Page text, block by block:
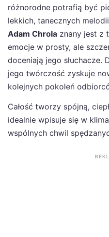
różnorodne potrafią być
lekkich, tanecznych
Adam Chrola znany jest z
emocje w prosty, ale
doceniają jego słuchacze.
jego twórczość zyskuje
kolejnych pokoleń
Całość tworzy spójną,
idealnie wpisuje się w
wspólnych chwil